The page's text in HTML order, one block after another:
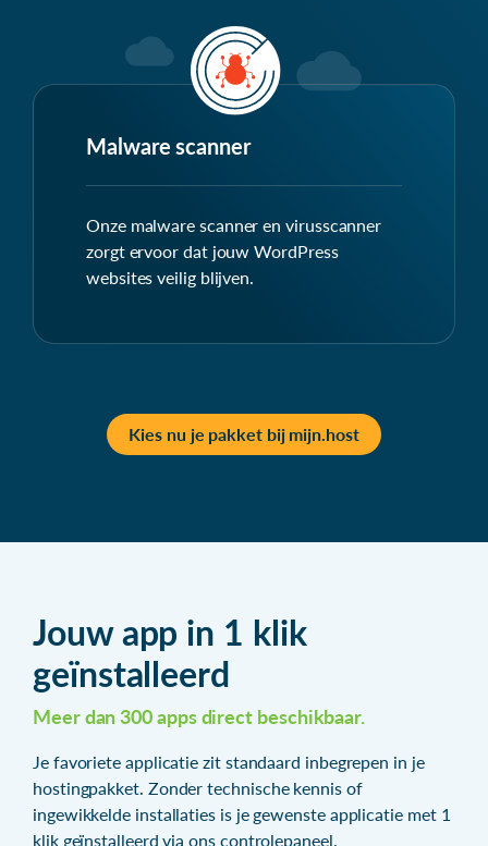
Malware scanner
Onze malware scanner en virusscanner
zorgt ervoor dat jouw WordPress
websites veilig blijven.
Kies nu je pakket bij mijn.host
Jouw app in 1 klik
geïnstalleerd
Meer dan 300 apps direct beschikbaar.
Je favoriete applicatie zit standaard inbegrepen in je
hostingpakket. Zonder technische kennis of
ingewikkelde installaties is je gewenste applicatie met 1
klik geïnstalleerd via ons controlepaneel.